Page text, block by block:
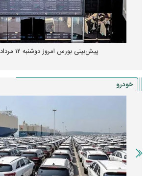
پیش‌بینی بورس امروز دوشنبه ۱۲ مرداد ماه ۱۴۰۵
خودرو